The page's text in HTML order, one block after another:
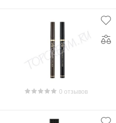
0 отзывов